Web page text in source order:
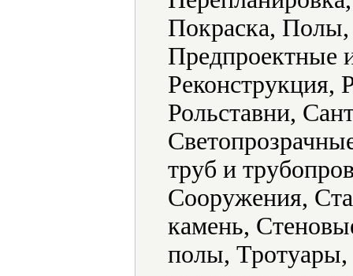
Покраска,
Предпроектные
Реконструкция,
Рольставни,
труб и
Сооружения,
камень,
полы,